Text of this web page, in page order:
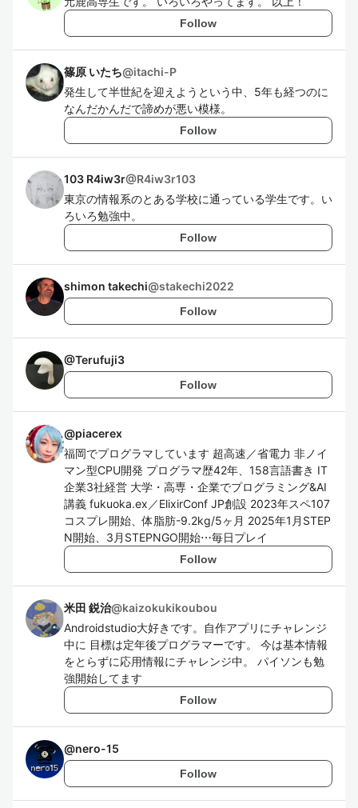
Follow
篠原 いたち@itachi-P
発生して半世紀を迎えようという中、5年も経つのに
なんだかんだで諦めが悪い模様。
Follow
103 R4iw3r@R4iw3r103
東京の情報系のとある学校に通っている学生です。い
ろいろ勉強中。
Follow
shimon takechi@stakechi2022
Follow
@Terufuji3
Follow
@piacerex
福岡でプログラマしています 超高速／省電力 非ノイ
マン型CPU開発 プログラマ歴42年、158言語書き IT
企業3社経営 大学・高専・企業でプログラミング&AI
講義 fukuoka.ex／ElixirConf JP創設 2023年スペ107
コスプレ開始、体脂肪-9.2kg/5ヶ月 2025年1月STEP
N開始、3月STEPNGO開始⋯毎日プレイ
Follow
米田 鋭治@kaizokukikoubou
Androidstudio大好きです。自作アプリにチャレンジ
中に 目標は定年後プログラマーです。 今は基本情報
をとらずに応用情報にチャレンジ中。 パイソンも勉
強開始してます
Follow
@nero-15
Follow